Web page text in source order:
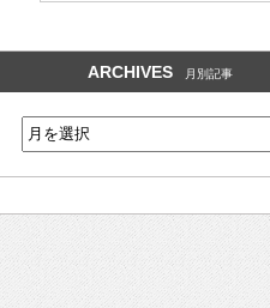
ARCHIVES 月別記事